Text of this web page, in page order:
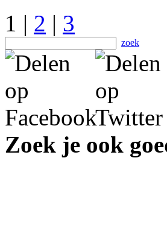
1 | 2 | 3
zoek
Zoek je ook